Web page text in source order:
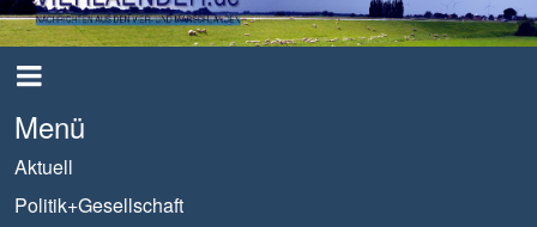
Menü
Aktuell
Politik+Gesellschaft